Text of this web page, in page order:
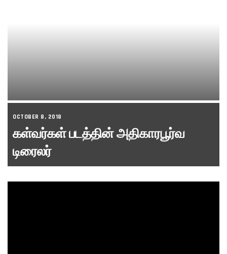
OCTOBER 8, 2018
கள்வர்கள் படத்தின் அதிகாரபூர்வ
டிரைலர்